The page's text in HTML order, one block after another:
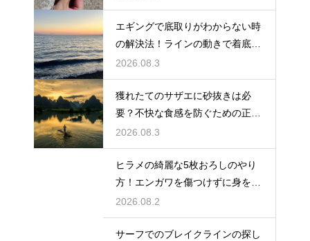
エギングで底取りがわからない時
の解決法！ラインの動きで着底を
見極める
2026.08.3
獲れたてのサザエに砂抜きは必
要？不快な食感を防ぐための正し
い下処理
2026.08.3
ヒラメの綺麗な5枚おろしのやり
方！エンガワを傷つけずに身を剥
がす
2026.08.2
サーフでのブレイクラインの探し